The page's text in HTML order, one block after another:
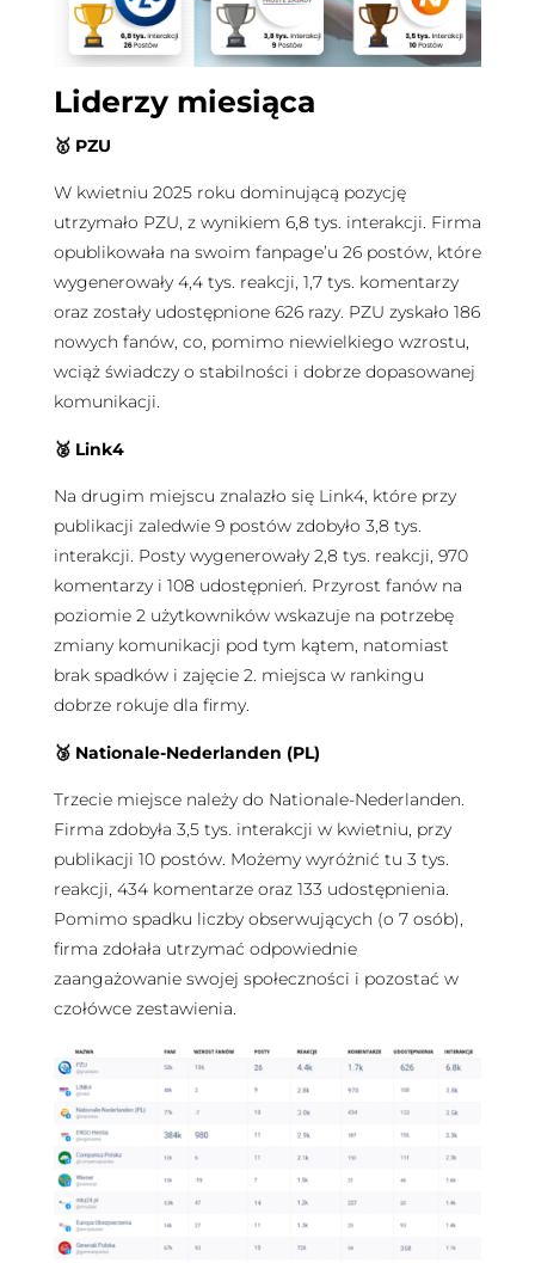
Liderzy miesiąca
🥇 PZU
W kwietniu 2025 roku dominującą pozycję
utrzymało PZU, z wynikiem 6,8 tys. interakcji. Firma
opublikowała na swoim fanpage’u 26 postów, które
wygenerowały 4,4 tys. reakcji, 1,7 tys. komentarzy
oraz zostały udostępnione 626 razy. PZU zyskało 186
nowych fanów, co, pomimo niewielkiego wzrostu,
wciąż świadczy o stabilności i dobrze dopasowanej
komunikacji.
🥈 Link4
Na drugim miejscu znalazło się Link4, które przy
publikacji zaledwie 9 postów zdobyło 3,8 tys.
interakcji. Posty wygenerowały 2,8 tys. reakcji, 970
komentarzy i 108 udostępnień. Przyrost fanów na
poziomie 2 użytkowników wskazuje na potrzebę
zmiany komunikacji pod tym kątem, natomiast
brak spadków i zajęcie 2. miejsca w rankingu
dobrze rokuje dla firmy.
🥉 Nationale-Nederlanden (PL)
Trzecie miejsce należy do Nationale-Nederlanden.
Firma zdobyła 3,5 tys. interakcji w kwietniu, przy
publikacji 10 postów. Możemy wyróżnić tu 3 tys.
reakcji, 434 komentarze oraz 133 udostępnienia.
Pomimo spadku liczby obserwujących (o 7 osób),
firma zdołała utrzymać odpowiednie
zaangażowanie swojej społeczności i pozostać w
czołówce zestawienia.